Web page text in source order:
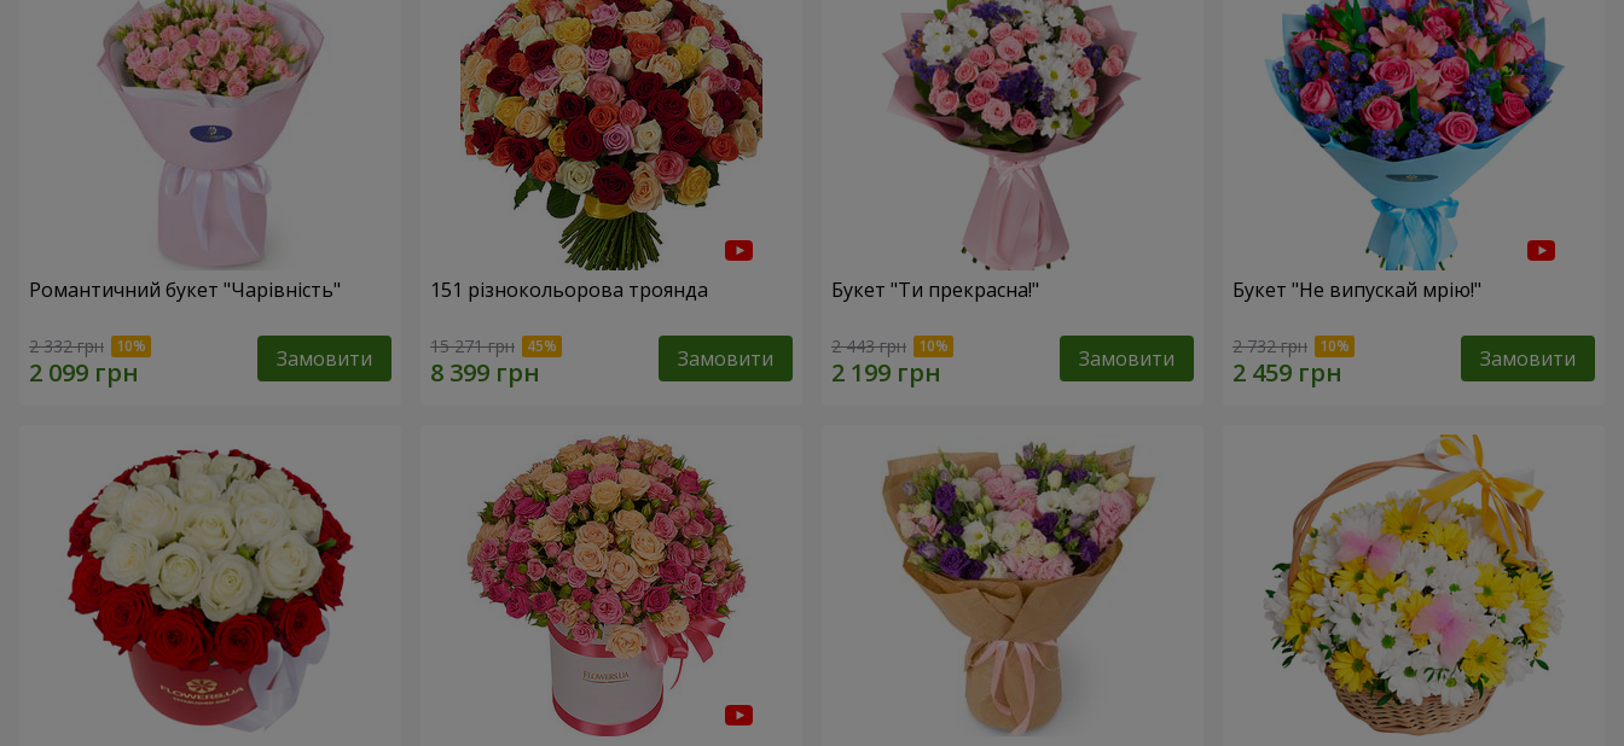
Романтичний букет "Чарівність"
2 332 грн Замовити
151 різнокольорова троянда
15 271 грн Замовити
Букет "Ти прекрасна!"
2 443 грн Замовити
Букет "Не випускай мрію!"
2 732 грн Замовити